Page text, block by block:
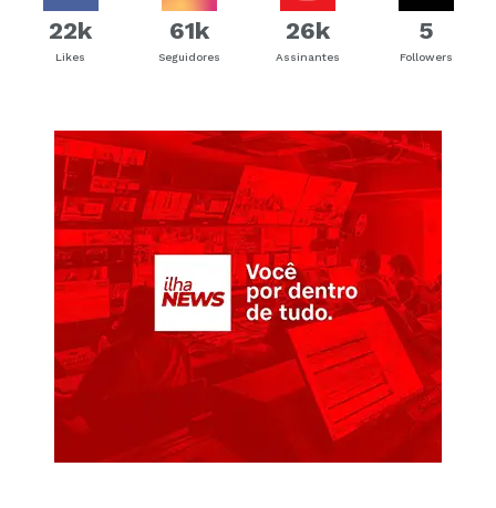
22k
Likes
61k
Seguidores
26k
Assinantes
5
Followers